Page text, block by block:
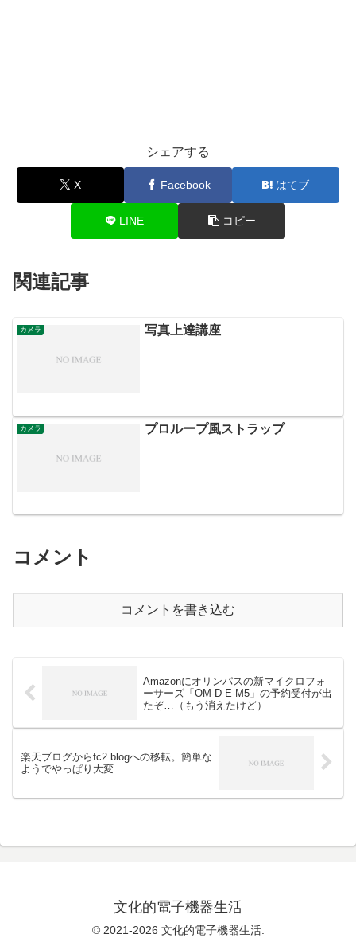
シェアする
X Facebook はてブ
LINE コピー
関連記事
カメラ 写真上達講座
カメラ プロループ風ストラップ
コメント
コメントを書き込む
Amazonにオリンパスの新マイクロフォ
ーサーズ「OM-D E-M5」の予約受付が出
たぞ…（もう消えたけど）
楽天ブログからfc2 blogへの移転。簡単な
ようでやっぱり大変
文化的電子機器生活
© 2021-2026 文化的電子機器生活.